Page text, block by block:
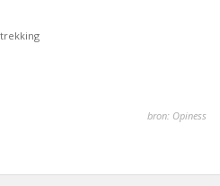
bron: Opiness